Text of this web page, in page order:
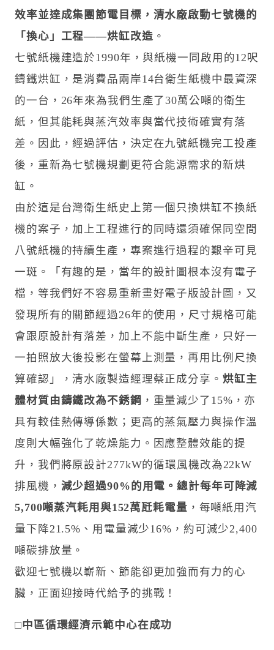
效率並達成集團節電目標，清水廠啟動七號機的
「換心」工程——烘缸改造 。
七號紙機建造於1990年，與紙機一同啟用的12呎
鑄鐵烘缸，是消費品兩岸14台衛生紙機中最資深
的一台，26年來為我們生產了30萬公噸的衛生
紙，但其能耗與蒸汽效率與當代技術確實有落
差。因此，經過評估，決定在九號紙機完工投產
後，重新為七號機規劃更符合能源需求的新烘
缸。
由於這是台灣衛生紙史上第一個只換烘缸不換紙
機的案子，加上工程進行的同時還須確保同空間
八號紙機的持續生產，專案進行過程的艱辛可見
一斑。「有趣的是，當年的設計圖根本沒有電子
檔，等我們好不容易重新畫好電子版設計圖，又
發現所有的關節經過26年的使用，尺寸規格可能
會跟原設計有落差，加上不能中斷生產，只好一
一拍照放大後投影在螢幕上測量，再用比例尺換
算確認」，清水廠製造經理蔡正成分享。 烘缸主
體材質由鑄鐵改為不銹鋼 ，重量減少了15%，亦
具有較佳熱傳導係數；更高的蒸氣壓力與操作溫
度則大幅強化了乾燥能力。因應整體效能的提
升，我們將原設計277kW的循環風機改為22kW
排風機， 減少超過90%的用電。總計每年可降減
5,700噸蒸汽耗用與152萬瓩耗電量 ，每噸紙用汽
量下降21.5%、用電量減少16%，約可減少2,400
噸碳排放量。
歡迎七號機以嶄新、節能卻更加強而有力的心
臟，正面迎接時代給予的挑戰！
□中區循環經濟示範中心在成功